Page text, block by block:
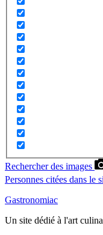
Rechercher des images
Personnes citées dans le
Gastronomiac
Un site dédié à l'art